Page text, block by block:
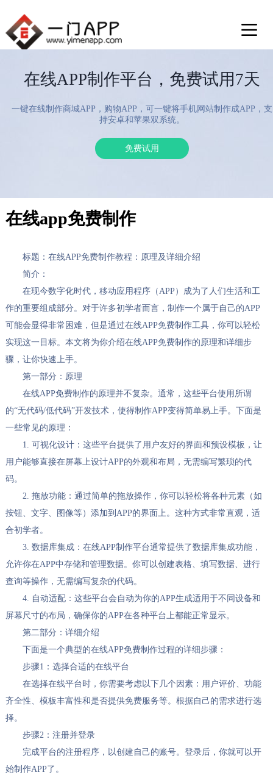
在线APP制作平台，免费试用7天
一键在线制作商城APP，购物APP，可一键将手机网站制作成APP，支
持安卓和苹果双系统。
免费试用
在线app免费制作
标题：在线APP免费制作教程：原理及详细介绍
简介：
在现今数字化时代，移动应用程序（APP）成为了人们生活和工
作的重要组成部分。对于许多初学者而言，制作一个属于自己的APP
可能会显得非常困难，但是通过在线APP免费制作工具，你可以轻松
实现这一目标。本文将为你介绍在线APP免费制作的原理和详细步
骤，让你快速上手。
第一部分：原理
在线APP免费制作的原理并不复杂。通常，这些平台使用所谓
的“无代码/低代码”开发技术，使得制作APP变得简单易上手。下面是
一些常见的原理：
1. 可视化设计：这些平台提供了用户友好的界面和预设模板，让
用户能够直接在屏幕上设计APP的外观和布局，无需编写繁琐的代
码。
2. 拖放功能：通过简单的拖放操作，你可以轻松将各种元素（如
按钮、文字、图像等）添加到APP的界面上。这种方式非常直观，适
合初学者。
3. 数据库集成：在线APP制作平台通常提供了数据库集成功能，
允许你在APP中存储和管理数据。你可以创建表格、填写数据、进行
查询等操作，无需编写复杂的代码。
4. 自动适配：这些平台会自动为你的APP生成适用于不同设备和
屏幕尺寸的布局，确保你的APP在各种平台上都能正常显示。
第二部分：详细介绍
下面是一个典型的在线APP免费制作过程的详细步骤：
步骤1：选择合适的在线平台
在选择在线平台时，你需要考虑以下几个因素：用户评价、功能
齐全性、模板丰富性和是否提供免费服务等。根据自己的需求进行选
择。
步骤2：注册并登录
完成平台的注册程序，以创建自己的账号。登录后，你就可以开
始制作APP了。